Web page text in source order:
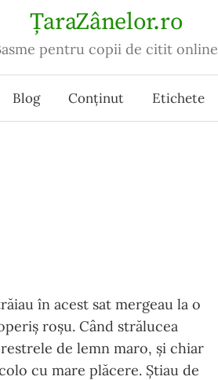
ȚaraZânelor.ro
pentru copii de citit online
Blog Conţinut Etichete
în acest sat mergeau la o
roșu. Când strălucea
de lemn maro, și chiar
cu mare plăcere. Știau de